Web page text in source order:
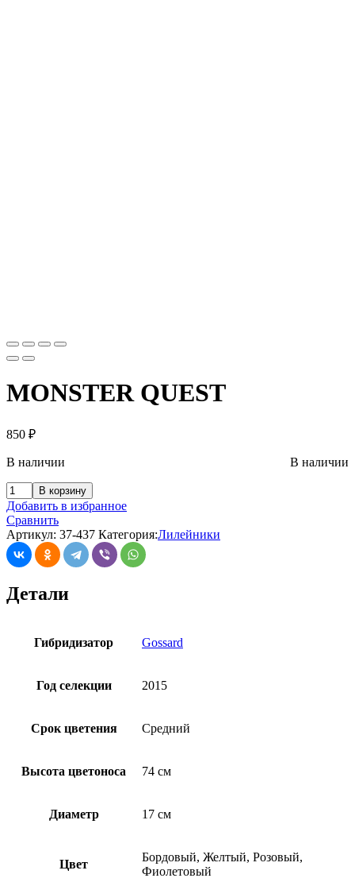
MONSTER QUEST
850 ₽
В наличии
В наличии
В корзину
Добавить в избранное
Сравнить
Артикул: 37-437 Категория:Лилейники
Детали
Гибридизатор Gossard
Год селекции 2015
Срок цветения Средний
Высота цветоноса 74 см
Диаметр 17 см
Цвет
Бордовый, Желтый, Розовый,
Фиолетовый